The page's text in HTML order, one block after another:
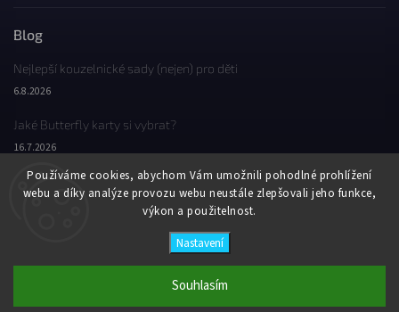
Používáme cookies, abychom Vám umožnili pohodlné prohlížení
webu a díky analýze provozu webu neustále zlepšovali jeho funkce,
výkon a použitelnost.
Nastavení
Souhlasím
Blog
Nejlepší kouzelnické sady (nejen) pro děti
6.8.2026
Jaké Butterfly karty si vybrat?
16.7.2026
Jaký byl Butterfly Wondercon 2025?
Copyright 2026Butterfly Wonderland. Všechna práva vyhrazena.
Shoptet | DesignShoptak.cz